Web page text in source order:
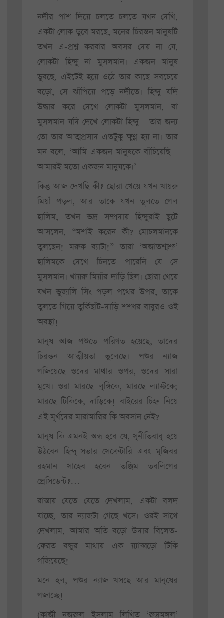
নদীর পাশ দিয়ে চলতে চলতে যখন দেখি,
একটা লোক ডুবে মরছে, মনের চিরন্তন মানুষটি
তখন এ-প্রশ্ন করবার অবসর দেয় না যে,
লোকটা হিন্দু না মুসলমান। একজন মানুষ
ডুবছে, এইটেই হয়ে ওঠে তার কাছে সবচেয়ে
বড়ো, সে ঝাঁপিয়ে পড়ে নদীতে। হিন্দু যদি
উদ্ধার করে দেখে লোকটা মুসলমান, বা
মুসলমান যদি দেখে লোকটা হিন্দু – তার জন্য
তো তার আত্মপ্রসাদ এতটুকু ক্ষুণ্ণ হয় না। তার
মন বলে, ‘আমি একজন মানুষকে বাঁচিয়েছি –
আমারই মতো একজন মানুষকে।’
কিন্তু আজ দেখছি কী? ছোরা খেয়ে যখন খায়রু
মিয়াঁ পড়ল, আর তাকে যখন তুলতে গেল
হালিম, তখন ভদ্র সম্প্রদায় হিন্দুরাই ছুটে
আসলেন, “মশাই করেন কী? মোচলমানকে
তুলছেন! মরুক ব্যাটা!” তারা ‘অজাতশ্মশ্রু’
হালিমকে দেখে চিনতে পারেনি যে সে
মুসলমান। খায়রু মিয়াঁর দাড়ি ছিল। ছোরা খেয়ে
যখন ভুজালি সিং পড়ল পথের উপর, তাকে
তুলতে গিয়ে তুর্কিছাঁট-দাড়ি শশধর বাবুরও ওই
অবস্থা!
মানুষ আজ পশুতে পরিণত হয়েছে, তাদের
চিরন্তন আত্মীয়তা ভুলেছে। পশুর ন্যাজ
গজিয়েছে ওদের মাথার ওপর, ওদের সারা
মুখে। ওরা মারছে লুঙ্গিকে, মারছে ল্যাঙ্টকে;
মারছে টিকিকে, দাড়িকে! বাইরের চিহ্ন নিয়ে
এই মূর্খদের মারামারির কি অবসান নেই?
মানুষ কি এমনই অন্ধ হবে যে, সুনীতিবাবু হয়ে
উঠবেন হিন্দু-সভার সেক্রেটারি এবং মুজিবর
রহমান সাহেব হবেন তঞ্জিম তবলিগের
প্রেসিডেন্ট?…
রাস্তায় যেতে যেতে দেখলাম, একটা বলদ
যাচ্ছে, তার ন্যাজটা গেছে খসে। ওরই সাথে
দেখলাম, আমার অতি বড়ো উদার বিলেত-
ফেরত বন্ধুর মাথায় এক য়্যাব্বড়ো টিকি
গজিয়েছে!
মনে হল, পশুর ন্যাজ খসছে আর মানুষের
গজাচ্ছে!
(কাজী নজরুল ইসলাম লিখিত ‘রুদ্রমঙ্গল’